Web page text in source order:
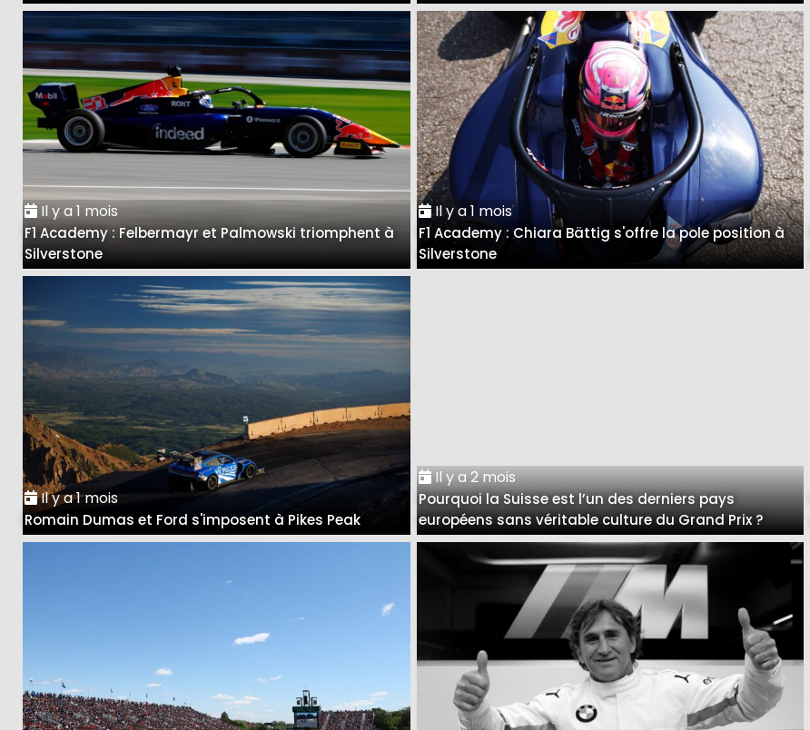
Il y a 1 mois
F1 Academy : Felbermayr et Palmowski triomphent à
Silverstone
Il y a 1 mois
F1 Academy : Chiara Bättig s'offre la pole position à
Silverstone
Il y a 1 mois
Romain Dumas et Ford s'imposent à Pikes Peak
Il y a 2 mois
Pourquoi la Suisse est l’un des derniers pays
européens sans véritable culture du Grand Prix ?